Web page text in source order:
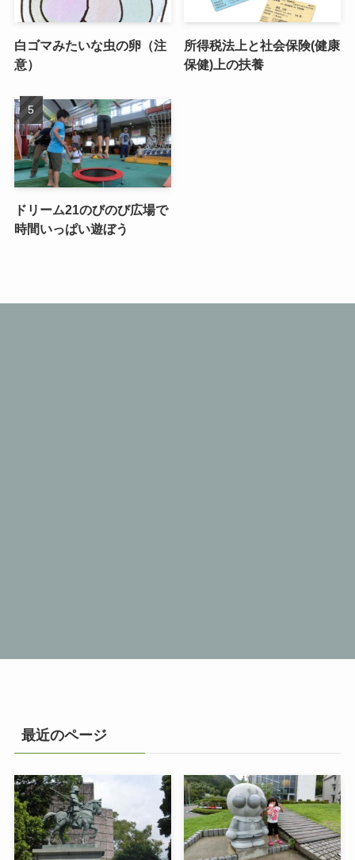
白ゴマみたいな虫の卵（注
意）
所得税法上と社会保険(健康
保健)上の扶養
ドリーム21のびのび広場で
時間いっぱい遊ぼう
最近のページ